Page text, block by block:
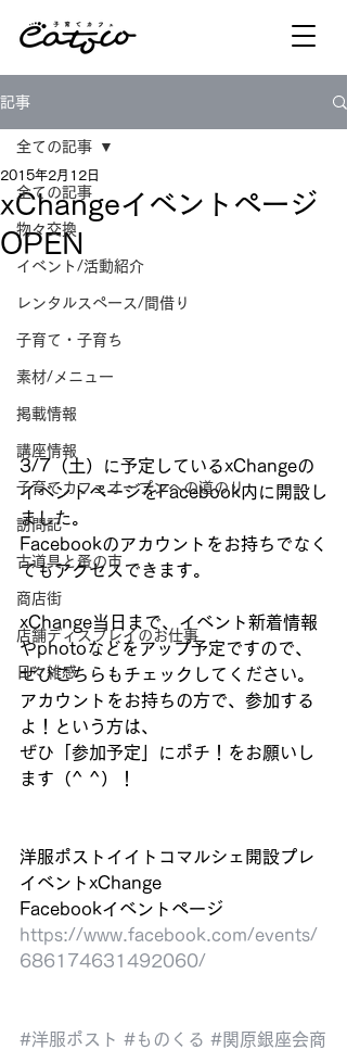
記事
全ての記事
物々交換
イベント/活動紹介
レンタルスペース/間借り
子育て・子育ち
素材/メニュー
掲載情報
講座情報
子育てカフェオープンへの道のり
訪問記
古道具と蚤の市
商店街
店舗ディスプレイのお仕事
日々雑感
全ての記事
xChangeイベントページ
OPEN
2015年2月12日
3/7（土）に予定しているxChangeの
イベントページをFacebook内に開設し
ました。
Facebookのアカウントをお持ちでなく
てもアクセスできます。
xChange当日まで、イベント新着情報
やphotoなどをアップ予定ですので、
ぜひこちらもチェックしてください。
アカウントをお持ちの方で、参加する
よ！という方は、
ぜひ「参加予定」にポチ！をお願いし
ます（^ ^）！
洋服ポストイイトコマルシェ開設プレ
イベントxChange
Facebookイベントページ
https://www.facebook.com/events/
686174631492060/
#洋服ポスト #ものくる #関原銀座会商